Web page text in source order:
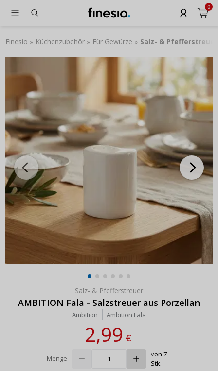
0
Finesio » Küchenzubehör » Für Gewürze » Salz- & Pfefferstreuer
Salz- & Pfefferstreuer
AMBITION Fala - Salzstreuer aus Porzellan
Ambition Ambition Fala
2,99€
Menge
von 7
Stk.